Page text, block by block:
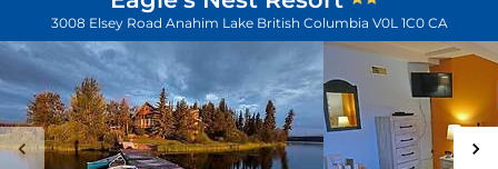
3008 Elsey Road Anahim Lake British Columbia V0L 1C0 CA